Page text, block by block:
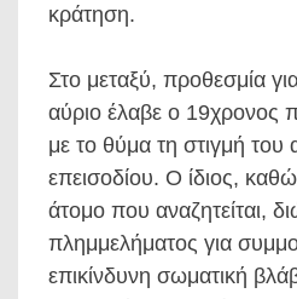
κράτηση.
Στο μεταξύ, προθεσμία
αύριο έλαβε ο 19χρονος
με το θύμα τη στιγμή του
επεισοδίου. Ο ίδιος,
άτομο που αναζητείται,
πλημμελήματος για
επικίνδυνη σωματική